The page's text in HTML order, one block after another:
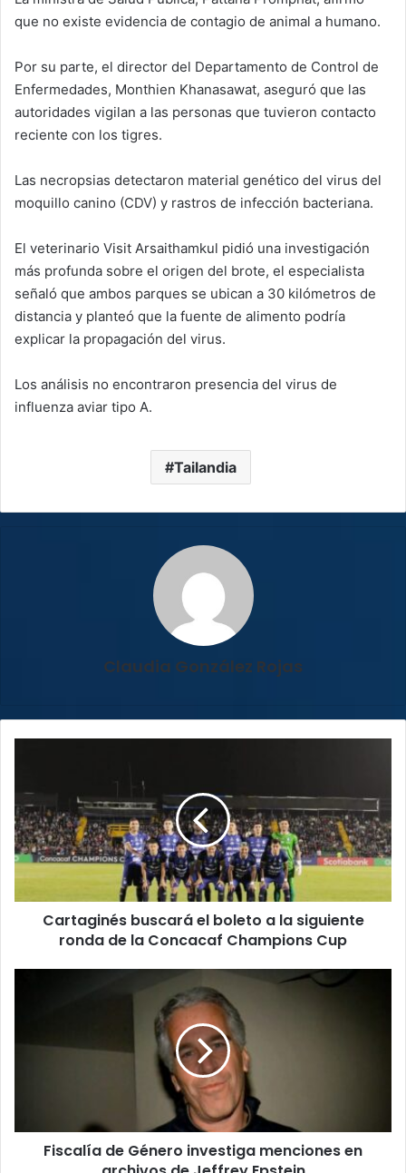
que no existe evidencia de contagio de animal a humano.
Por su parte, el director del Departamento de Control de
Enfermedades, Monthien Khanasawat, aseguró que las
autoridades vigilan a las personas que tuvieron contacto
reciente con los tigres.
Las necropsias detectaron material genético del virus del
moquillo canino (CDV) y rastros de infección bacteriana.
El veterinario Visit Arsaithamkul pidió una investigación
más profunda sobre el origen del brote, el especialista
señaló que ambos parques se ubican a 30 kilómetros de
distancia y planteó que la fuente de alimento podría
explicar la propagación del virus.
Los análisis no encontraron presencia del virus de
influenza aviar tipo A.
Tailandia
Claudia González Rojas
boleto
a
la
siguiente
ronda
de
Concacaf
Cartaginés buscará el boleto a la siguiente
ronda de la Concacaf Champions Cup
Jeffrey
EpsteinFiscalía de Género investiga menciones en